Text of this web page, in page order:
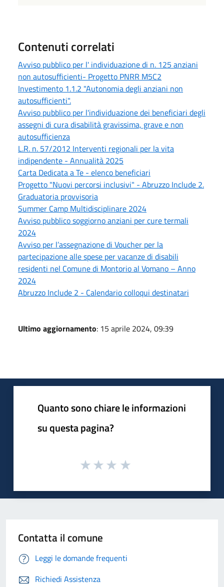
Contenuti correlati
Avviso pubblico per l' individuazione di n. 125 anziani
non autosufficienti- Progetto PNRR M5C2
Investimento 1.1.2 "Autonomia degli anziani non
autosufficienti".
Avviso pubblico per l'individuazione dei beneficiari degli
assegni di cura disabilità gravissima, grave e non
autosufficienza
L.R. n. 57/2012 Interventi regionali per la vita
indipendente - Annualità 2025
Carta Dedicata a Te - elenco beneficiari
Progetto "Nuovi percorsi inclusivi" - Abruzzo Include 2.
Graduatoria provvisoria
Summer Camp Multidisciplinare 2024
Avviso pubblico soggiorno anziani per cure termali
2024
Avviso per l’assegnazione di Voucher per la
partecipazione alle spese per vacanze di disabili
residenti nel Comune di Montorio al Vomano – Anno
2024
Abruzzo Include 2 - Calendario colloqui destinatari
Ultimo aggiornamento: 15 aprile 2024, 09:39
Quanto sono chiare le informazioni
su questa pagina?
Contatta il comune
Leggi le domande frequenti
Richiedi Assistenza